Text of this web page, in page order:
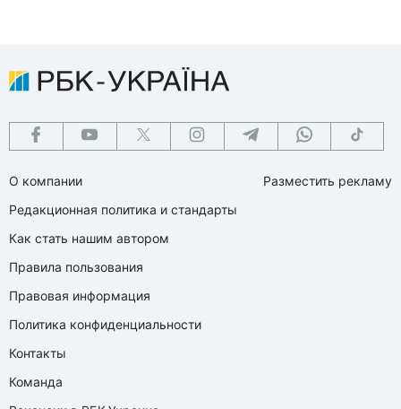
О компании
Редакционная политика и стандарты
Как стать нашим автором
Правила пользования
Правовая информация
Политика конфиденциальности
Контакты
Команда
Разместить рекламу